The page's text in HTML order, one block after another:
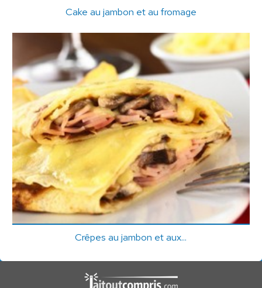
Cake au jambon et au fromage
Crêpes au jambon et aux...